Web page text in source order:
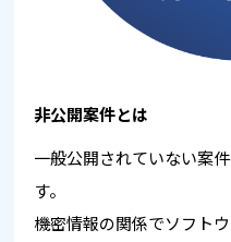
非公開案件とは
一般公開されていない案
す。
機密情報の関係でソフト